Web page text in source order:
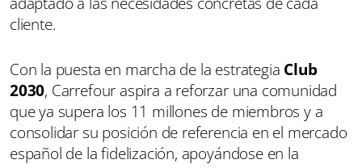
cliente.
Con la puesta en marcha de la estrategia Club
2030, Carrefour aspira a reforzar una comunidad
que ya supera los 11 millones de miembros y a
consolidar su posición de referencia en el mercado
español de la fidelización, apoyándose en la